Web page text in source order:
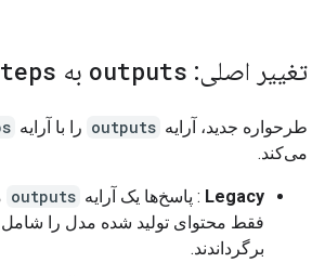
تغییر اصلی: outputs به
طرحواره جدید، آرایه outputs را با آرایه
می‌کند.
Legacy : پاسخ‌ها یک آرایه outputs
فقط محتوای تولید شده مدل را
برگرداندند.